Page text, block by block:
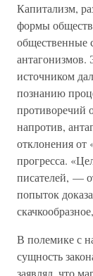
Капитализм,
формы
общественные
источником
познанию
противоречий
напротив,
отклонения от
прогресса.
писателей, —
попыток
В полемике с
сущность
заявлял, что